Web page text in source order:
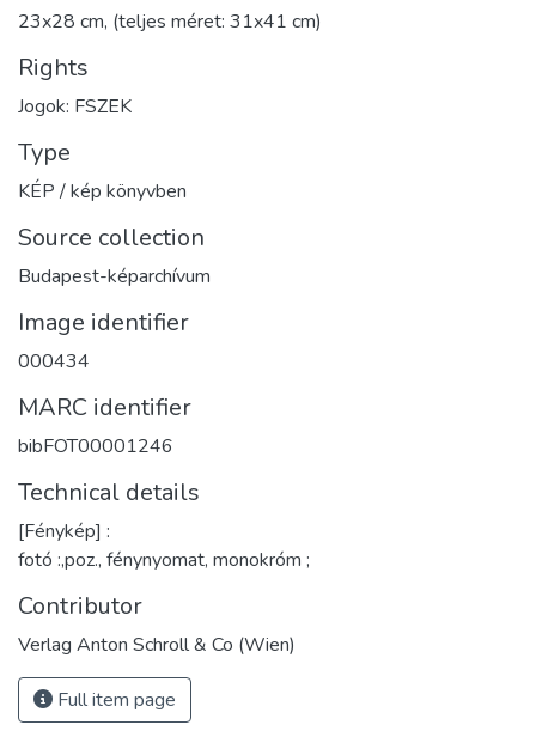
23x28 cm, (teljes méret: 31x41 cm)
Rights
Jogok: FSZEK
Type
KÉP / kép könyvben
Source collection
Budapest-képarchívum
Image identifier
000434
MARC identifier
bibFOT00001246
Technical details
[Fénykép] :
fotó :,poz., fénynyomat, monokróm ;
Contributor
Verlag Anton Schroll & Co (Wien)
Full item page